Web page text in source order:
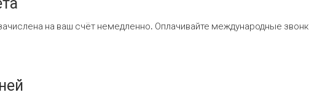
на ваш счёт немедленно. Оплачивайте международные